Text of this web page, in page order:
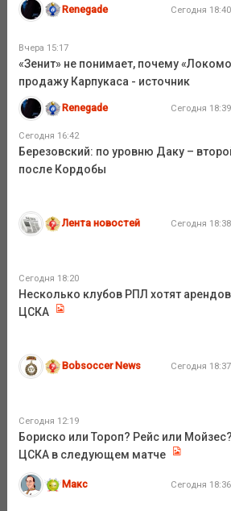
Renegade Сегодня 18:40
Вчера 15:17
«Зенит» не понимает, почему
продажу Карпукаса - источник
Renegade Сегодня 18:39
Сегодня 16:42
Березовский: по уровню Даку –
после Кордобы
Лента новостей Сегодня 18:38
Сегодня 18:20
Несколько клубов РПЛ хотят
ЦСКА
Bobsoccer News Сегодня 18:37
Сегодня 12:19
Бориско или Тороп? Рейс или
ЦСКА в следующем матче
Макс Сегодня 18:36